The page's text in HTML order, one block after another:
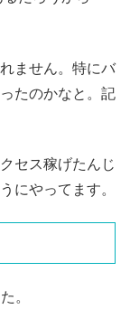
ません。特にバ
たのかなと。記
セス稼げたんじ
にやってます。
。